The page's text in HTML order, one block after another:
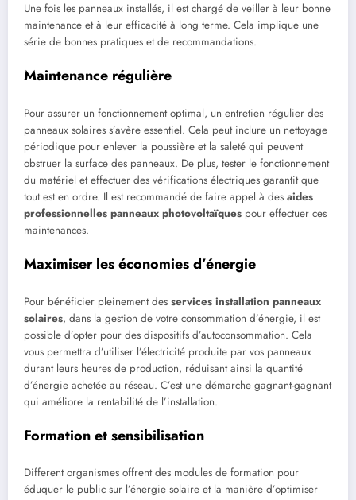
Une fois les panneaux installés, il est chargé de veiller à leur bonne
maintenance et à leur efficacité à long terme. Cela implique une
série de bonnes pratiques et de recommandations.
Maintenance régulière
Pour assurer un fonctionnement optimal, un entretien régulier des
panneaux solaires s’avère essentiel. Cela peut inclure un nettoyage
périodique pour enlever la poussière et la saleté qui peuvent
obstruer la surface des panneaux. De plus, tester le fonctionnement
du matériel et effectuer des vérifications électriques garantit que
tout est en ordre. Il est recommandé de faire appel à des aides
professionnelles panneaux photovoltaïques pour effectuer ces
maintenances.
Maximiser les économies d’énergie
Pour bénéficier pleinement des services installation panneaux
solaires, dans la gestion de votre consommation d’énergie, il est
possible d’opter pour des dispositifs d’autoconsommation. Cela
vous permettra d’utiliser l’électricité produite par vos panneaux
durant leurs heures de production, réduisant ainsi la quantité
d’énergie achetée au réseau. C’est une démarche gagnant-gagnant
qui améliore la rentabilité de l’installation.
Formation et sensibilisation
Different organismes offrent des modules de formation pour
éduquer le public sur l’énergie solaire et la manière d’optimiser